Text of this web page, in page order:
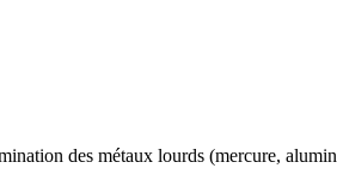
des métaux lourds (mercure,